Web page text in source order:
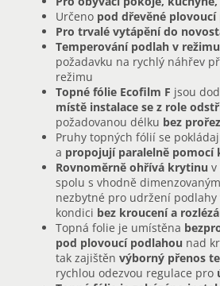
Určeno pod dřevěné plovoucí
Pro trvalé vytápění do
Temperování podlah v
požadavku na rychlý náhřev
režimu
Topné fólie Ecofilm F jsou
místě instalace se z role
požadovanou délku bez
Pruhy topných fólií se
a propojují paralelně pomocí
Rovnoměrně ohřívá krytinu v
spolu s vhodně
nezbytné pro udržení
kondici bez kroucení a
Topná folie je umístěna
pod plovoucí podlahou nad
tak zajištěn výborný přenos
rychlou odezvou regulace pro